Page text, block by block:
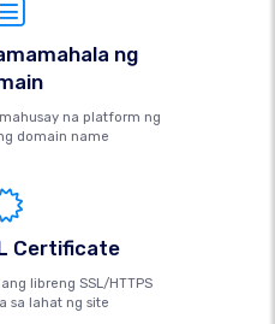
ng
na platform ng
domain name
Certificate
libreng SSL/HTTPS
sa lahat ng site